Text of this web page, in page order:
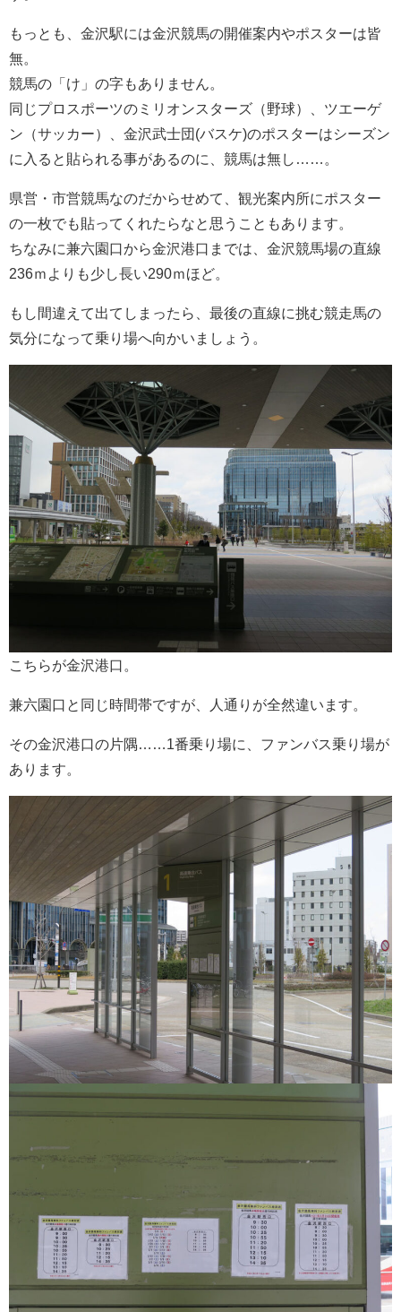
もっとも、金沢駅には金沢競馬の開催案内やポスターは皆
無。
競馬の「け」の字もありません。
同じプロスポーツのミリオンスターズ（野球）、ツエーゲ
ン（サッカー）、金沢武士団(バスケ)のポスターはシーズン
に入ると貼られる事があるのに、競馬は無し……。
県営・市営競馬なのだからせめて、観光案内所にポスター
の一枚でも貼ってくれたらなと思うこともあります。
ちなみに兼六園口から金沢港口までは、金沢競馬場の直線
236ｍよりも少し長い290ｍほど。
もし間違えて出てしまったら、最後の直線に挑む競走馬の
気分になって乗り場へ向かいましょう。
こちらが金沢港口。
兼六園口と同じ時間帯ですが、人通りが全然違います。
その金沢港口の片隅……1番乗り場に、ファンバス乗り場が
あります。